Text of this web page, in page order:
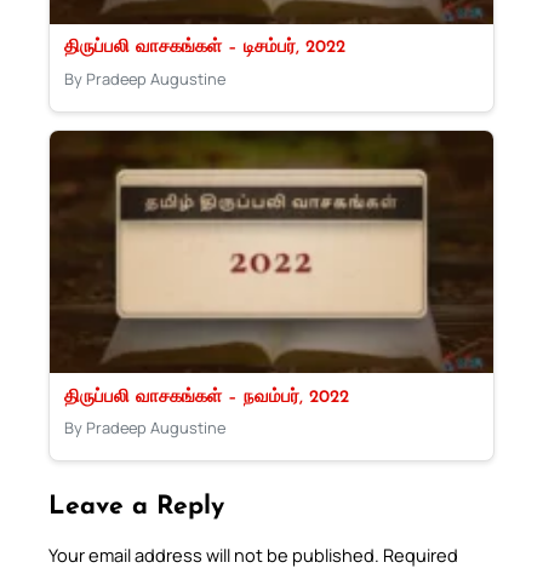
திருப்பலி வாசகங்கள் – டிசம்பர், 2022
By Pradeep Augustine
திருப்பலி வாசகங்கள் – நவம்பர், 2022
By Pradeep Augustine
Leave a Reply
Your email address will not be published. Required